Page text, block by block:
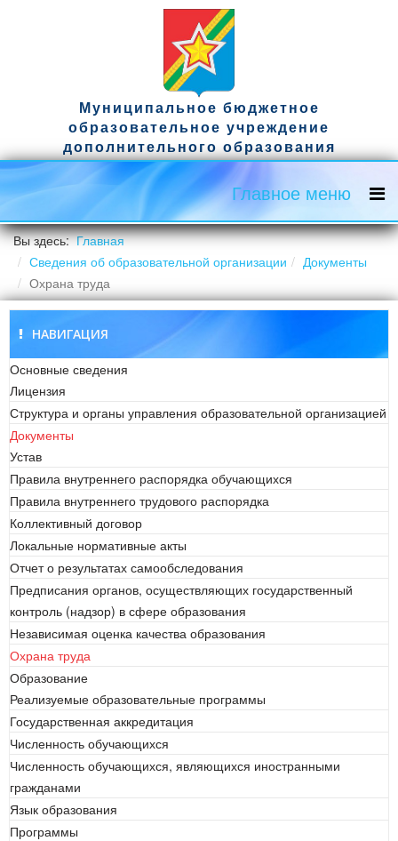
Муниципальное бюджетное
образовательное учреждение
дополнительного образования
спортивная школа имени гвардии
капитана Д.А. Ужвака
Официальный сайт
Главное меню
Вы здесь:Главная
Сведения об образовательной организации
Документы
Охрана труда
НАВИГАЦИЯ
Основные сведения
Лицензия
Структура и органы управления образовательной организацией
Документы
Устав
Правила внутреннего распорядка обучающихся
Правила внутреннего трудового распорядка
Коллективный договор
Локальные нормативные акты
Отчет о результатах самообследования
Предписания органов, осуществляющих государственный
контроль (надзор) в сфере образования
Независимая оценка качества образования
Охрана труда
Образование
Реализуемые образовательные программы
Государственная аккредитация
Численность обучающихся
Численность обучающихся, являющихся иностранными
гражданами
Язык образования
Программы